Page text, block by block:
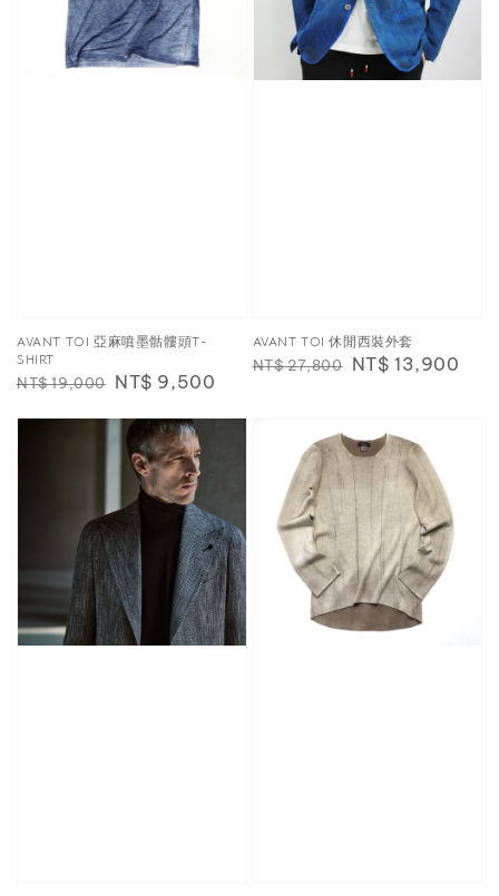
AVANT TOI 亞麻噴墨骷髏頭T-
SHIRT
Regular
NT$ 19,000 Sale
NT$ 9,500
AVANT TOI 休閒西裝外套
Regular
NT$ 27,800 Sale
NT$ 13,900